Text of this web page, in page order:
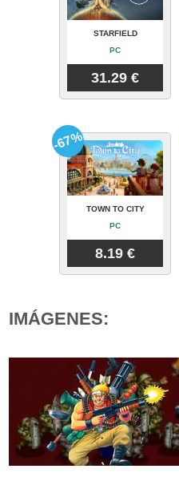
STARFIELD
PC
31.29 €
TOWN TO CITY
PC
8.19 €
-67%
IMÁGENES: